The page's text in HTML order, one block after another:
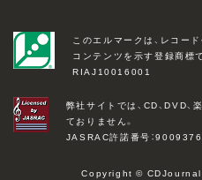
このエルマークは、レコー
コンテンツを示す登録商標
RIAJ10016001
弊社サイトでは、CD、DVD、
ておりません。
JASRAC許諾番号：
Copyright ©